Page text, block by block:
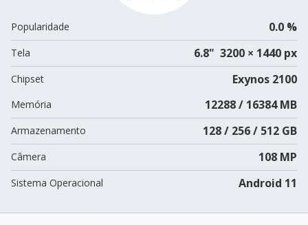
Popularidade 0.0 %
Tela 6.8" 3200 × 1440 px
Chipset Exynos 2100
Memória 12288 / 16384 MB
Armazenamento 128 / 256 / 512 GB
Câmera 108 MP
Sistema Operacional Android 11